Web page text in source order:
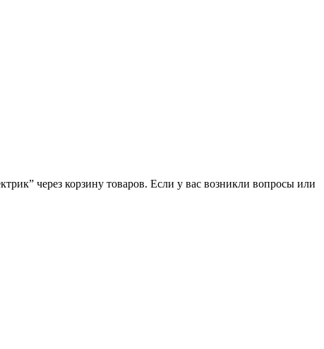
через корзину товаров. Если у вас возникли вопросы или